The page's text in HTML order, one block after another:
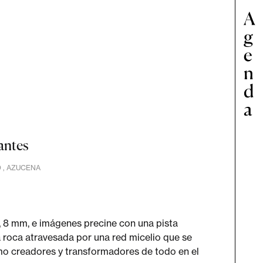
, AZUCENA
mm, e imágenes precine con una pista
atravesada por una red micelio que se
creadores y transformadores de todo en el